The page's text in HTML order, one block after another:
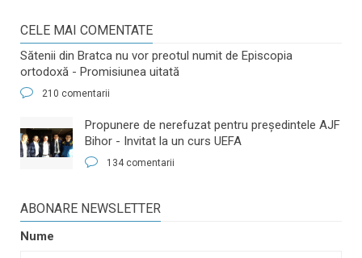
CELE MAI COMENTATE
Sătenii din Bratca nu vor preotul numit de Episcopia
ortodoxă - Promisiunea uitată
210 comentarii
​Propunere de nerefuzat pentru preşedintele AJF
Bihor - Invitat la un curs UEFA
134 comentarii
ABONARE NEWSLETTER
Nume